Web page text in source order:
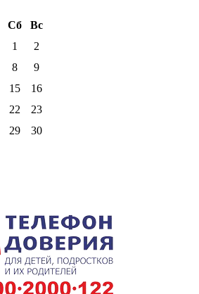
Сб
Вс
1
2
8 9
15
16
22
23
29
30